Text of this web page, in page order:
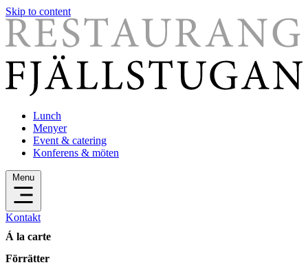
Skip to content
Lunch
Menyer
Event & catering
Konferens & möten
Menu
Kontakt
Á la carte
Förrätter